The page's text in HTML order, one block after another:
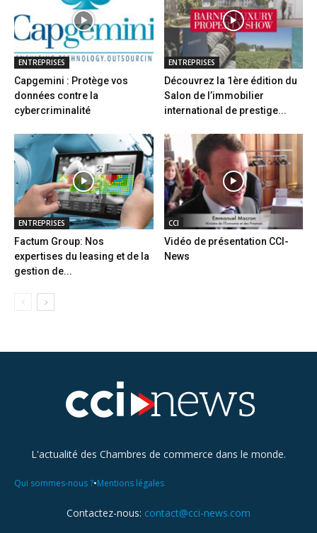
ENTREPRISES
Capgemini : Protège vos
données contre la
cybercriminalité
ENTREPRISES
Découvrez la 1ère édition du
Salon de l’immobilier
international de prestige...
ENTREPRISES
Factum Group: Nos
expertises du leasing et de la
gestion de...
CCI
Vidéo de présentation CCI-
News
L'actualité des Chambres de commerce dans le monde.
Qui sommes-nous ?•Mentions légales
Contactez-nous: contact@cci-news.com